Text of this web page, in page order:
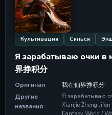
Серия 8
Серия 8
28 Apr 2026
Серия 9
28 Apr 2026
Серия 10
28 Apr 2026
Культивация Сянься
Я зарабатываю очки в
界挣积分
Оригинал
我在仙界挣积分
Другие
названия
Я зарабатываю
Xianjie Zheng